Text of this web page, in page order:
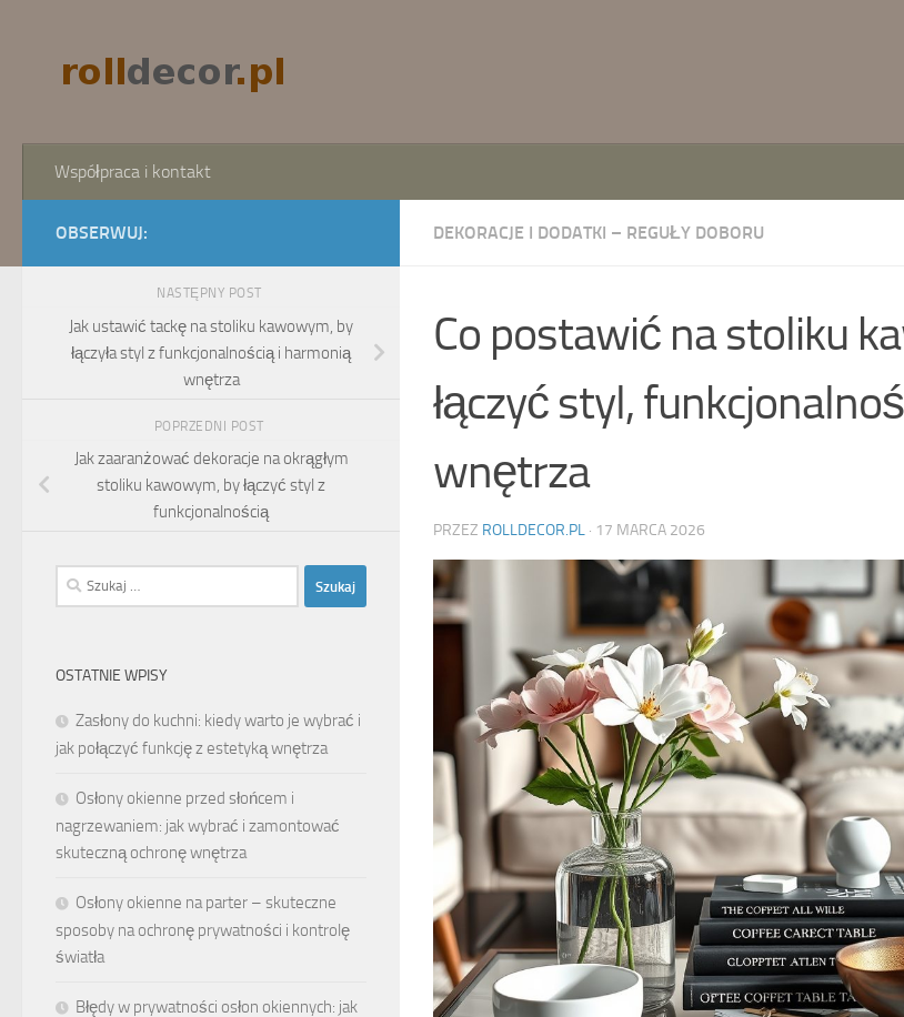
Współpraca i kontakt
DEKORACJE I DODATKI – REGUŁY DOBORU
Co postawić na stoliku
łączyć styl,
wnętrza
PRZEZ ROLLDECOR.PL · 17 MARCA 2026
OBSERWUJ:
NASTĘPNY POST
Jak ustawić tackę na stoliku kawowym, by
łączyła styl z funkcjonalnością i harmonią
wnętrza
POPRZEDNI POST
Jak zaaranżować dekoracje na okrągłym
stoliku kawowym, by łączyć styl z
funkcjonalnością
Szukaj:
OSTATNIE WPISY
Zasłony do kuchni: kiedy warto je wybrać i
jak połączyć funkcję z estetyką wnętrza
Osłony okienne przed słońcem i
nagrzewaniem: jak wybrać i zamontować
skuteczną ochronę wnętrza
Osłony okienne na parter – skuteczne
sposoby na ochronę prywatności i kontrolę
światła
Błędy w prywatności osłon okiennych: jak